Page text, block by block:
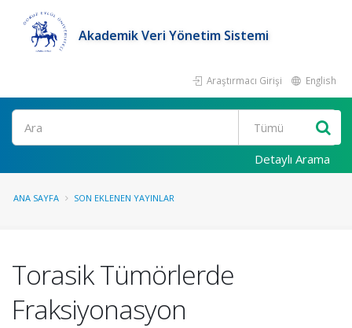
Akademik Veri Yönetim Sistemi
Araştırmacı Girişi English
Ara
Detaylı Arama
ANA SAYFA SON EKLENEN YAYINLAR
Torasik Tümörlerde
Fraksiyonasyon